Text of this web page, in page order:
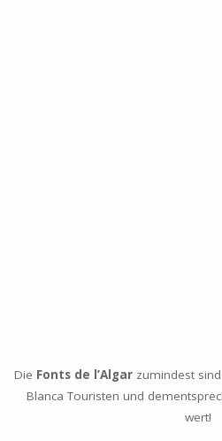
Die Fonts de l’Algar zumindest
Blanca Touristen und
wert!